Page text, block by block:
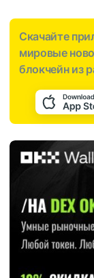
Скачайте
мировые
блокчейн из